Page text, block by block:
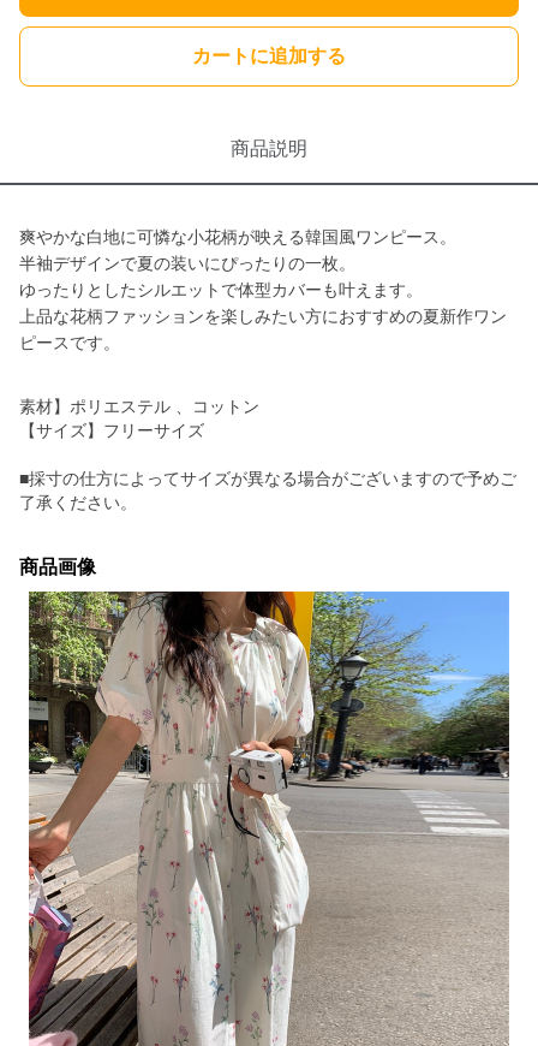
カートに追加する
商品説明
爽やかな白地に可憐な小花柄が映える韓国風ワンピース。
半袖デザインで夏の装いにぴったりの一枚。
ゆったりとしたシルエットで体型カバーも叶えます。
上品な花柄ファッションを楽しみたい方におすすめの夏新作ワン
ピースです。
素材】ポリエステル 、コットン
【サイズ】フリーサイズ
■採寸の仕方によってサイズが異なる場合がございますので予めご
了承ください。
商品画像